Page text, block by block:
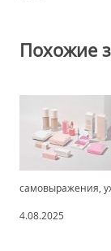
Похожие
самовыражения,
4.08.2025